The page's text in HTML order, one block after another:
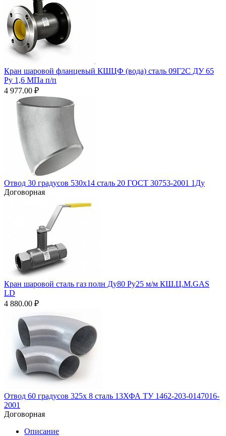
Кран шаровой фланцевый КШЦФ (вода) сталь 09Г2С ДУ 65
Ру 1,6 МПа п/п
4 977.00 ₽
Отвод 30 градусов 530х14 сталь 20 ГОСТ 30753-2001 1Ду
Договорная
Кран шаровой сталь газ полн Ду80 Ру25 м/м КШ.Ц.М.GAS
LD
4 880.00 ₽
Отвод 60 градусов 325х 8 сталь 13ХФА ТУ 1462-203-0147016-
2001
Договорная
Описание